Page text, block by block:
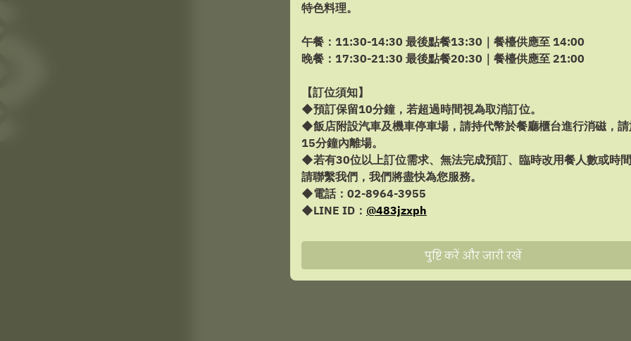
रवि ९ अग.
उपलब्धता खोजें
संचालित
特色料理。
午餐：11:30-14:30 最後點餐13:30｜餐檯供應至 14:00
晚餐：17:30-21:30 最後點餐20:30｜餐檯供應至 21:00
【訂位須知】
◆預訂保留10分鐘，若超過時間視為取消訂位。
◆飯店附設汽車及機車停車場，請持代幣於餐廳櫃台進行消磁，
15分鐘內離場。
◆若有30位以上訂位需求、無法完成預訂、臨時改用餐人數或時
請聯繫我們，我們將盡快為您服務。
◆電話：02-8964-3955
◆LINE ID： @483jzxph
पुष्टि करें और जारी रखें